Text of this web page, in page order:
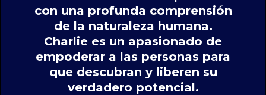
con una profunda comprensión
de la naturaleza humana.
Charlie es un apasionado de
empoderar a las personas para
que descubran y liberen su
verdadero potencial.